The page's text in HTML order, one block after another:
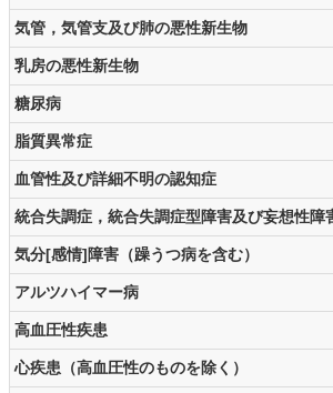
気管，気管支及び肺の悪性新生物
乳房の悪性新生物
糖尿病
脂質異常症
血管性及び詳細不明の認知症
統合失調症，統合失調症型障害及び妄想性障
気分[感情]障害（躁うつ病を含む）
アルツハイマー病
高血圧性疾患
心疾患（高血圧性のものを除く）